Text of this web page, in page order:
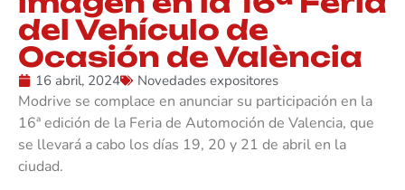
del Vehículo de
Ocasión de València
16 abril, 2024 Novedades expositores
Modrive se complace en anunciar su participación en la
16ª edición de la Feria de Automoción de Valencia, que
se llevará a cabo los días 19, 20 y 21 de abril en la
ciudad.